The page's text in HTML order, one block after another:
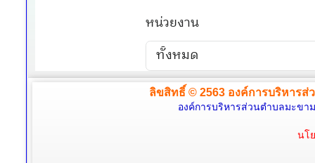
ลิขสิทธิ์ © 2563 องค์การบริหาร
องค์การบริหารส่วนตำบลมะขา
นโ